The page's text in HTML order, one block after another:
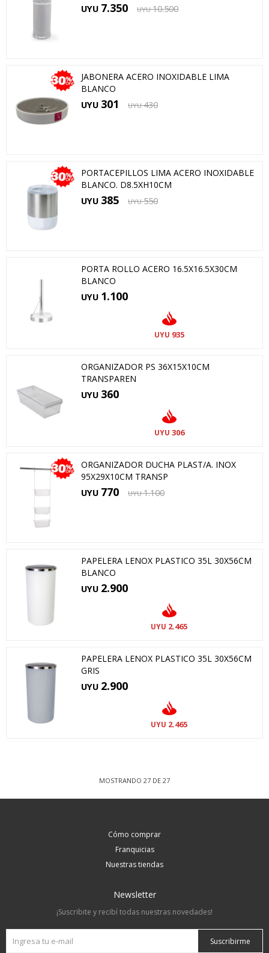
UYU 7.350 UYU 10.500
JABONERA ACERO INOXIDABLE LIMA
BLANCO
UYU 301 UYU 430
PORTACEPILLOS LIMA ACERO INOXIDABLE
BLANCO. D8.5XH10CM
UYU 385 UYU 550
PORTA ROLLO ACERO 16.5X16.5X30CM
BLANCO
UYU 1.100
UYU 935
ORGANIZADOR PS 36X15X10CM
TRANSPAREN
UYU 360
UYU 306
ORGANIZADOR DUCHA PLAST/A. INOX
95X29X10CM TRANSP
UYU 770 UYU 1.100
PAPELERA LENOX PLASTICO 35L 30X56CM
BLANCO
UYU 2.900
UYU 2.465
PAPELERA LENOX PLASTICO 35L 30X56CM
GRIS
UYU 2.900
UYU 2.465
MOSTRANDO 27 DE 27
Cómo comprar
Franquicias
Nuestras tiendas
Newsletter
¡Suscribite y recibí todas nuestras novedades!
Suscribirme